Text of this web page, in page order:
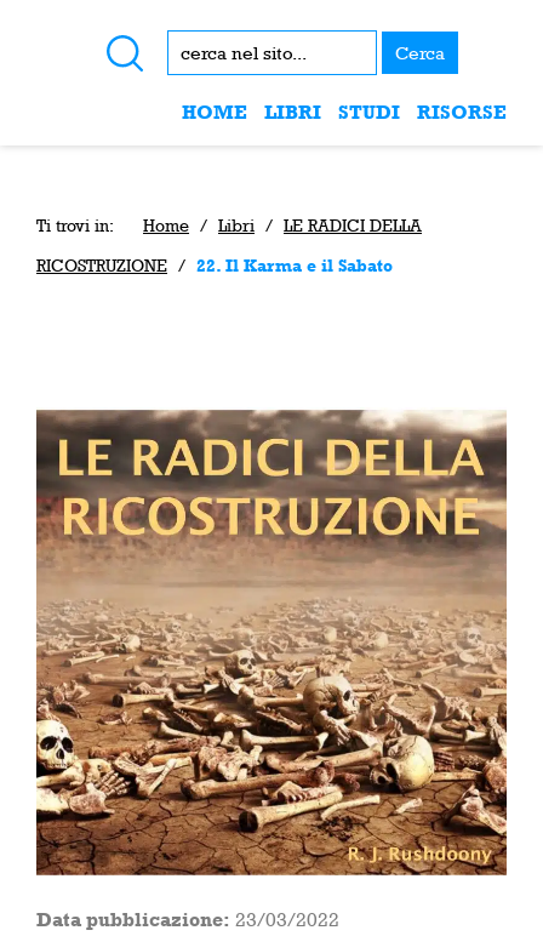
Cerca
HOME LIBRI STUDI RISORSE
Ti trovi in: Home / Libri / LE RADICI DELLA
RICOSTRUZIONE / 22. Il Karma e il Sabato
Data pubblicazione: 23/03/2022